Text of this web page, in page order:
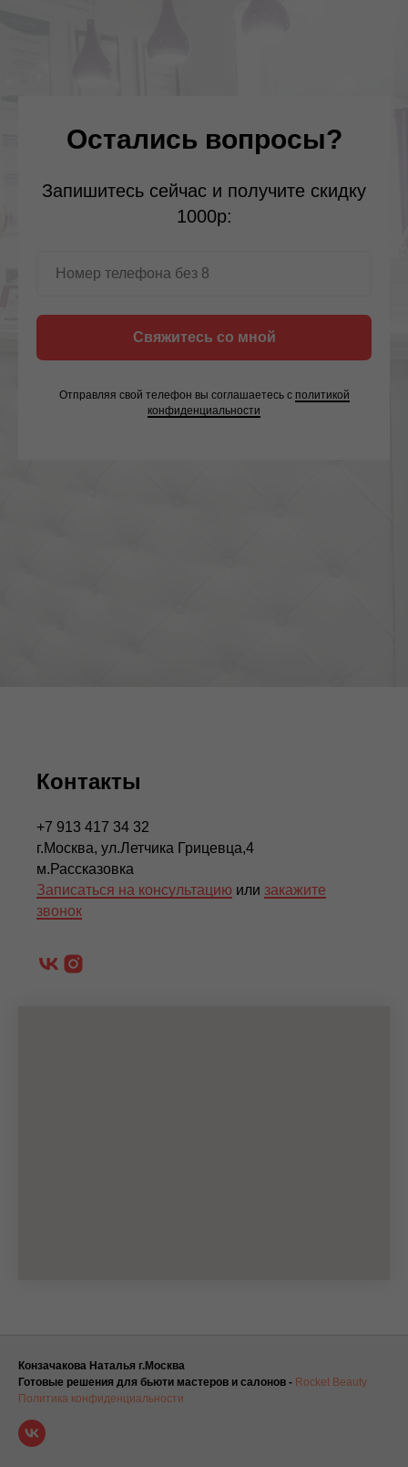
Остались вопросы?
Запишитесь сейчас и получите скидку
1000р:
Свяжитесь со мной
Отправляя свой телефон вы соглашаетесь с политикой
конфиденциальности
Контакты
+7 913 417 34 32
г.Москва, ул.Летчика Грицевца,4
м.Рассказовка
Записаться на консультацию или закажите
звонок
Конзачакова Наталья г.Москва
Готовые решения для бьюти мастеров и салонов - Rocket Beauty
Политика конфиденциальности